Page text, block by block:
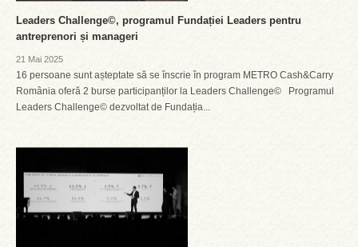
Leaders Challenge©, programul Fundației Leaders pentru
antreprenori și manageri
21 Mai 2025
16 persoane sunt așteptate să se înscrie în program METRO Cash&Carry
România oferă 2 burse participanților la Leaders Challenge© Programul
Leaders Challenge© dezvoltat de Fundația...